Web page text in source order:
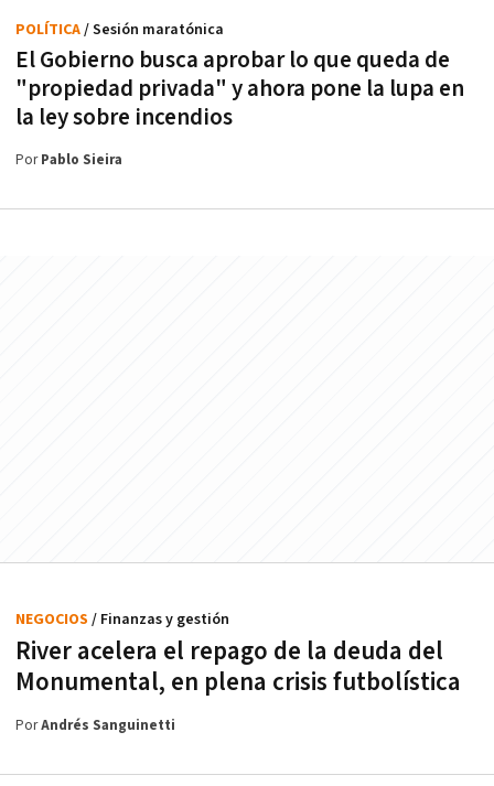
El Gobierno busca aprobar lo que queda de
"propiedad privada" y ahora pone la lupa en
la ley sobre incendios
POLÍTICA/ Sesión maratónica
PorPablo Sieira
River acelera el repago de la deuda del
Monumental, en plena crisis futbolística
NEGOCIOS / Finanzas y gestión
PorAndrés Sanguinetti